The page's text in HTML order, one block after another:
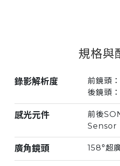
規格與
錄影解析度
前鏡頭
後鏡頭
感光元件
前後
Sensor
廣角鏡頭 158°超